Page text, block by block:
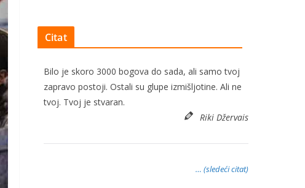
Citat
Bilo je skoro 3000 bogova do sada, ali samo tvoj
zapravo postoji. Ostali su glupe izmišljotine. Ali ne
tvoj. Tvoj je stvaran.
Riki Džervais
… (sledeći citat)